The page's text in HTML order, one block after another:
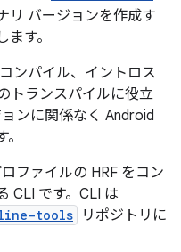
リ バージョンを作成す
す。
ンパイル、イントロス
トランスパイルに役立
ンに関係なく Android
ファイルの HRF をコン
CLI です。CLI は
tools
リポジトリに